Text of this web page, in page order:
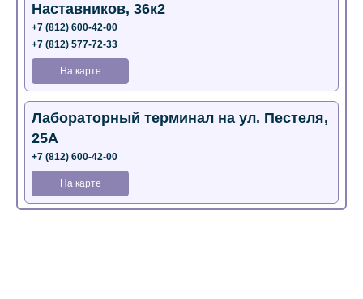
Наставников, 36к2
+7 (812) 600-42-00
+7 (812) 577-72-33
На карте
Лабораторный терминал на ул. Пестеля,
25А
+7 (812) 600-42-00
На карте